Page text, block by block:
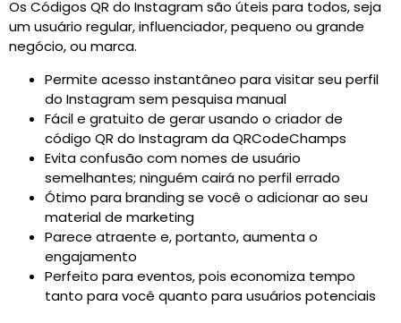
Os Códigos QR do Instagram são úteis para todos, seja
um usuário regular, influenciador, pequeno ou grande
negócio, ou marca.
Permite acesso instantâneo para visitar seu perfil
do Instagram sem pesquisa manual
Fácil e gratuito de gerar usando o criador de
código QR do Instagram da QRCodeChamps
Evita confusão com nomes de usuário
semelhantes; ninguém cairá no perfil errado
Ótimo para branding se você o adicionar ao seu
material de marketing
Parece atraente e, portanto, aumenta o
engajamento
Perfeito para eventos, pois economiza tempo
tanto para você quanto para usuários potenciais